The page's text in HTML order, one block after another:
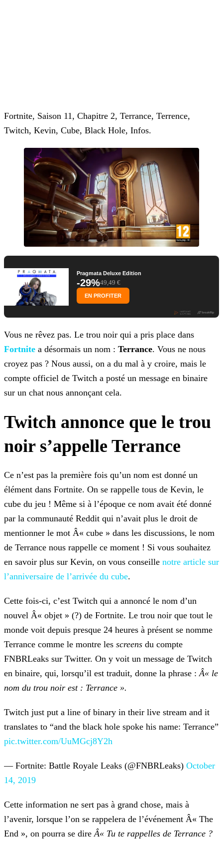
Fortnite, Saison 11, Chapitre 2, Terrance, Terrence,
Twitch, Kevin, Cube, Black Hole, Infos.
Pragmata Deluxe Edition
-29%49,49 €
EN PROFITER
Vous ne rêvez pas. Le trou noir qui a pris place dans
Fortnite a désormais un nom : Terrance. Vous ne nous
croyez pas ? Nous aussi, on a du mal à y croire, mais le
compte officiel de Twitch a posté un message en binaire
sur un chat nous annonçant cela.
Twitch annonce que le trou
noir s’appelle Terrance
Ce n’est pas la première fois qu’un nom est donné un
élément dans Fortnite. On se rappelle tous de Kevin, le
cube du jeu ! Même si à l’époque ce nom avait été donné
par la communauté Reddit qui n’avait plus le droit de
mentionner le mot Â« cube » dans les discussions, le nom
de Terrance nous rappelle ce moment ! Si vous souhaitez
en savoir plus sur Kevin, on vous conseille notre article sur
l’anniversaire de l’arrivée du cube.
Cette fois-ci, c’est Twitch qui a annoncé le nom d’un
nouvel Â« objet » (?) de Fortnite. Le trou noir que tout le
monde voit depuis presque 24 heures à présent se nomme
Terrance comme le montre les screens du compte
FNBRLeaks sur Twitter. On y voit un message de Twitch
en binaire, qui, lorsqu’il est traduit, donne la phrase :Â« le
nom du trou noir est : Terrance ».
Twitch just put a line of binary in their live stream and it
translates to “and the black hole spoke his name: Terrance”
pic.twitter.com/UuMGcj8Y2h
— Fortnite: Battle Royale Leaks (@FNBRLeaks) October
14, 2019
Cette information ne sert pas à grand chose, mais à
l’avenir, lorsque l’on se rappelera de l’événement Â« The
End », on pourra se direÂ« Tu te rappelles de Terrance ?